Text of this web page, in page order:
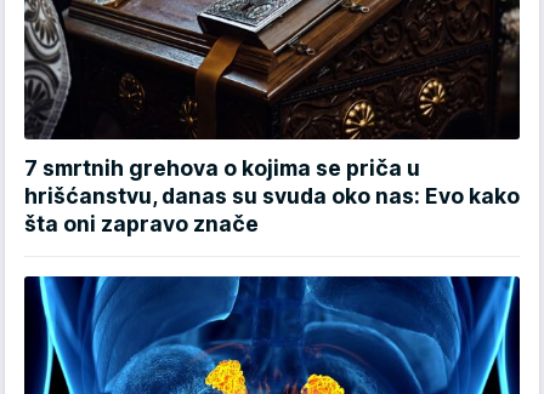
7 smrtnih grehova o kojima se priča u
hrišćanstvu, danas su svuda oko nas: Evo kako
šta oni zapravo znače